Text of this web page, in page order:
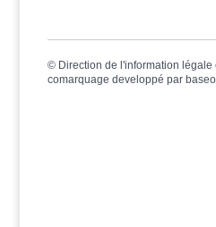
© Direction de l'information légale
comarquage developpé par